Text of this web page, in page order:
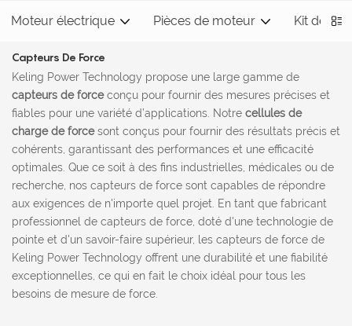
Moteur électrique Pièces de moteur Kit de
Capteurs De Force
Keling Power Technology propose une large gamme de
capteurs de forceconçu pour fournir des mesures précises et
fiables pour une variété d’applications. Notre cellules de
charge de forcesont conçus pour fournir des résultats précis et
cohérents, garantissant des performances et une efficacité
optimales. Que ce soit à des fins industrielles, médicales ou de
recherche, nos capteurs de force sont capables de répondre
aux exigences de n'importe quel projet. En tant que fabricant
professionnel de capteurs de force, doté d'une technologie de
pointe et d'un savoir-faire supérieur, les capteurs de force de
Keling Power Technology offrent une durabilité et une fiabilité
exceptionnelles, ce qui en fait le choix idéal pour tous les
besoins de mesure de force.